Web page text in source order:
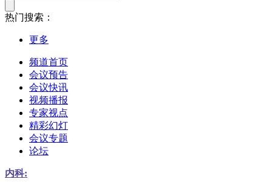
热门搜索：
更多
频道首页
会议预告
会议快讯
视频播报
专家视点
精彩幻灯
会议专题
论坛
内科: